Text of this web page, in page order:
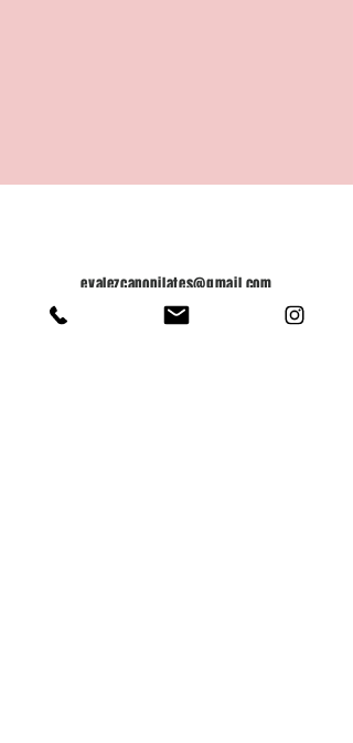
evalezcanopilates@gmail.com
C/Hernán Cortés, 21 bajo derecha
46960 Aldaia (Valencia)